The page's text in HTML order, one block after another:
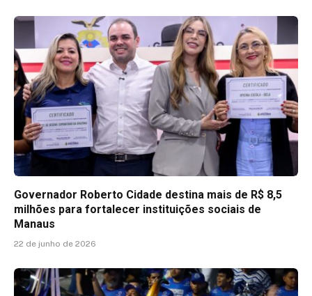
Governador Roberto Cidade destina mais de R$ 8,5
milhões para fortalecer instituições sociais de
Manaus
22 de junho de 2026